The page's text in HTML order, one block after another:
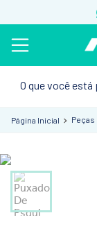
Peças